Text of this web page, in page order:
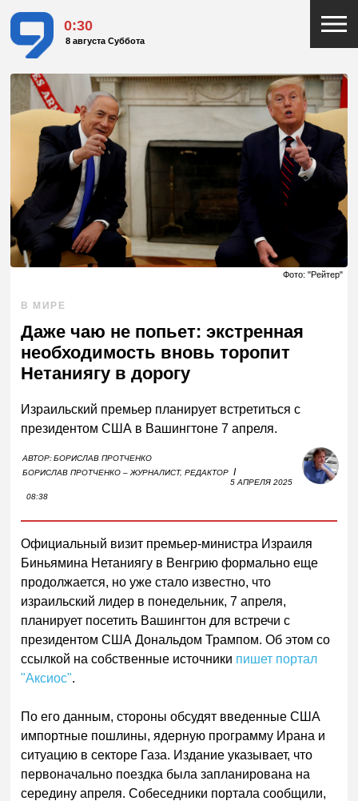
0:30
8 августа Суббота
Фото: "Рейтер"
В МИРЕ
Даже чаю не попьет: экстренная
необходимость вновь торопит
Нетаниягу в дорогу
Израильский премьер планирует встретиться с
президентом США в Вашингтоне 7 апреля.
АВТОР:БОРИСЛАВ ПРОТЧЕНКО
БОРИСЛАВ ПРОТЧЕНКО – ЖУРНАЛИСТ, РЕДАКТОР I
5 АПРЕЛЯ 2025
08:38
Официальный визит премьер-министра Израиля
Биньямина Нетаниягу в Венгрию формально еще
продолжается, но уже стало известно, что
израильский лидер в понедельник, 7 апреля,
планирует посетить Вашингтон для встречи с
президентом США Дональдом Трампом. Об этом со
ссылкой на собственные источники пишет портал
"Аксиос".
По его данным, стороны обсудят введенные США
импортные пошлины, ядерную программу Ирана и
ситуацию в секторе Газа. Издание указывает, что
первоначально поездка была запланирована на
середину апреля. Собеседники портала сообщили,